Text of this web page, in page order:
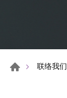
联络我们